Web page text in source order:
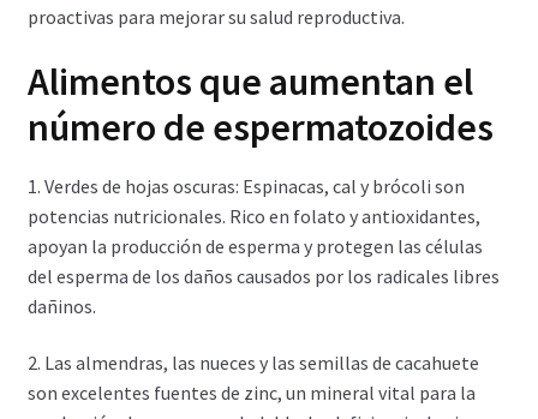
proactivas para mejorar su salud reproductiva.
Alimentos que aumentan el
número de espermatozoides
1. Verdes de hojas oscuras: Espinacas, cal y brócoli son
potencias nutricionales. Rico en folato y antioxidantes,
apoyan la producción de esperma y protegen las células
del esperma de los daños causados por los radicales libres
dañinos.
2. Las almendras, las nueces y las semillas de cacahuete
son excelentes fuentes de zinc, un mineral vital para la